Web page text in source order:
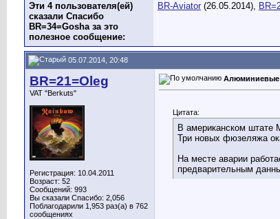
Эти 4 пользователя(ей)
сказали Спасибо
BR=34=Gosha за это
полезное сообщение:
BR-Aviator (26.05.2014),
05.07.2014, 20:48
BR=21=Oleg
VAT "Berkuts"
Регистрация: 10.04.2011
Возраст: 52
Сообщений: 993
Вы сказали Спасибо: 2,056
Поблагодарили 1,953 раз(а) в 762
сообщениях
Алюминиевые
Цитата:
В американском штате
Три новых фюзеляжа
На месте аварии
предварительным